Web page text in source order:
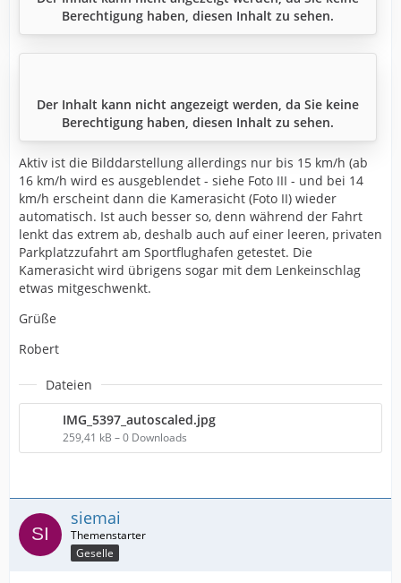
Berechtigung haben, diesen Inhalt zu sehen.
Der Inhalt kann nicht angezeigt werden, da Sie keine
Berechtigung haben, diesen Inhalt zu sehen.
Aktiv ist die Bilddarstellung allerdings nur bis 15 km/h (ab
16 km/h wird es ausgeblendet - siehe Foto III - und bei 14
km/h erscheint dann die Kamerasicht (Foto II) wieder
automatisch. Ist auch besser so, denn während der Fahrt
lenkt das extrem ab, deshalb auch auf einer leeren, privaten
Parkplatzzufahrt am Sportflughafen getestet. Die
Kamerasicht wird übrigens sogar mit dem Lenkeinschlag
etwas mitgeschwenkt.
Grüße
Robert
Dateien
IMG_5397_autoscaled.jpg
259,41 kB – 0 Downloads
siemai
Geselle